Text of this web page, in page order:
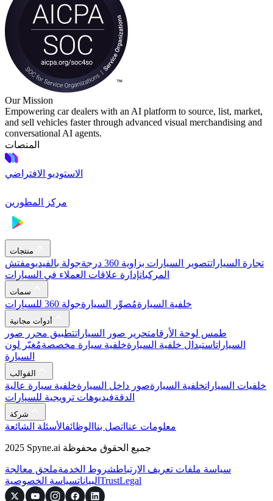
Our Mission
Empowering car dealers with an AI platform to source, list, market,
and sell vehicles faster through advanced visual merchandising and
conversational AI agents.
المنصات
الاستوديو الافتراضي
مركز المطورين
منتجات
تجارة السياراتتصوير السيارات بزاوية 360 درجة جولة بالفيديومفتش
المركباتإدارة علاقات العملاء في السيارات
سمات
خلفية السيارةمُصوِّر السيارةجولة 360 للسيارات
أدوات مجانية
طمس لوحة الأرقامتحرير صور السياراتتطبيق محرر صور
السياراتاستبدال خلفية السيارةخلفية سيارة مخصصةمُغيّر لون
السيارة
القوالب
خلفيات السياراتخلفية السيارةصور داخل السيارةخلفية سيارة عالية
الدقةفيديوهات ترويجية للسيارات
شركة
معلومات عنا اتصل بنا الوظائفالأسئلة الشائعة
2025 Spyne.ai جميع الحقوق محفوظة
سياسة ملفات تعريف الارتباطشروط الخدمةملحق معالجة
البياناتسياسة الخصوصية TrustLegal